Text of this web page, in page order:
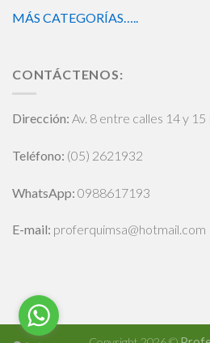
MÁS CATEGORÍAS…..
CONTÁCTENOS:
Dirección: Av. 8 entre calles 14 y
Teléfono: (05) 2621932
WhatsApp: 0988617193
E-mail: proferquimsa@hotmail.com